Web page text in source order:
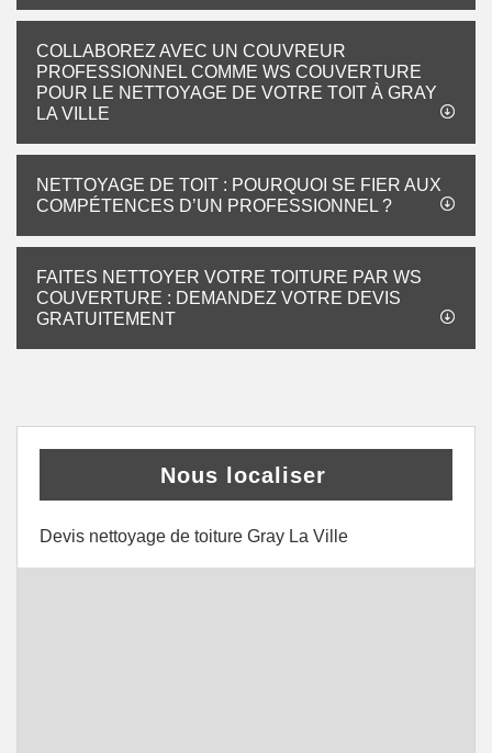
COLLABOREZ AVEC UN COUVREUR
PROFESSIONNEL COMME WS COUVERTURE
POUR LE NETTOYAGE DE VOTRE TOIT À GRAY
LA VILLE
NETTOYAGE DE TOIT : POURQUOI SE FIER AUX
COMPÉTENCES D’UN PROFESSIONNEL ?
FAITES NETTOYER VOTRE TOITURE PAR WS
COUVERTURE : DEMANDEZ VOTRE DEVIS
GRATUITEMENT
Nous localiser
Devis nettoyage de toiture Gray La Ville